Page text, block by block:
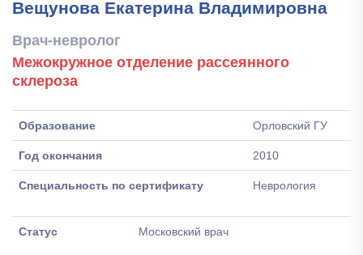
Вещунова Екатерина Владимировна
Врач-невролог
Межокружное отделение рассеянного
склероза
Образование Орловский ГУ
Год окончания 2010
Специальность по сертификату Неврология
Статус Московский врач